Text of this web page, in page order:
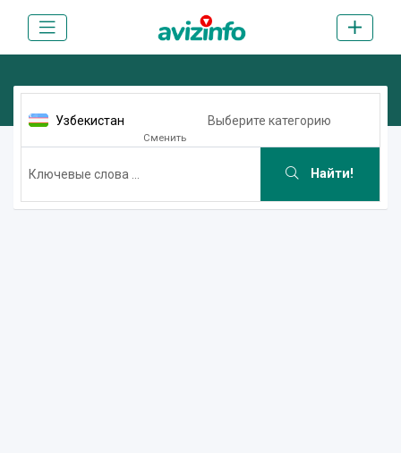
Узбекистан
Сменить
Выберите категорию
Найти!